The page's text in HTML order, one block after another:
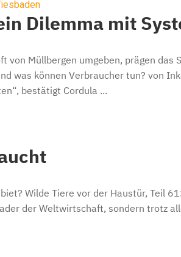
Dilemma mit
von Müllbergen umgeben, prägen das
was können Verbraucher tun? von
bestätigt Cordula ...
Wilde Tiere vor der Haustür, Teil
der Weltwirtschaft, sondern trotz